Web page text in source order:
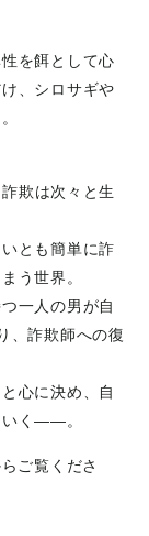
を餌として心
、シロサギや
欺は次々と生
とも簡単に詐
う世界。
一人の男が自
、詐欺師への復
心に決め、自
いく——。
ご覧くださ